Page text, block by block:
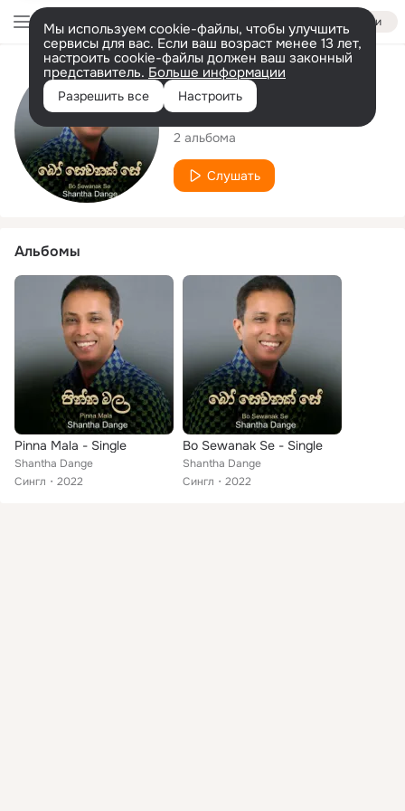
Войти
Мы используем cookie-файлы, чтобы улучшить
сервисы для вас. Если ваш возраст менее 13 лет,
настроить cookie-файлы должен ваш законный
представитель. Больше информации
Разрешить все Настроить
Исполнитель
Shantha Dange
2 альбома
Слушать
Альбомы
Pinna Mala - Single
Shantha Dange
Сингл
2022
Bo Sewanak Se - Single
Shantha Dange
Сингл
2022